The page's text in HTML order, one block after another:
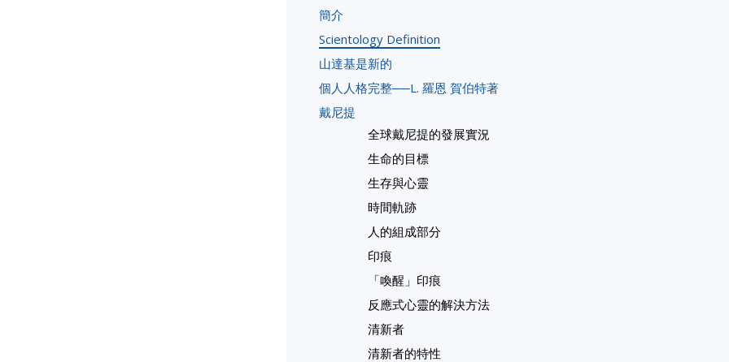
簡介
Scientology Definition
山達基是新的
個人人格完整──L. 羅恩 賀伯特著
戴尼提
全球戴尼提的發展實況
生命的目標
生存與心靈
時間軌跡
人的組成部分
印痕
「喚醒」印痕
反應式心靈的解決方法
清新者
清新者的特性